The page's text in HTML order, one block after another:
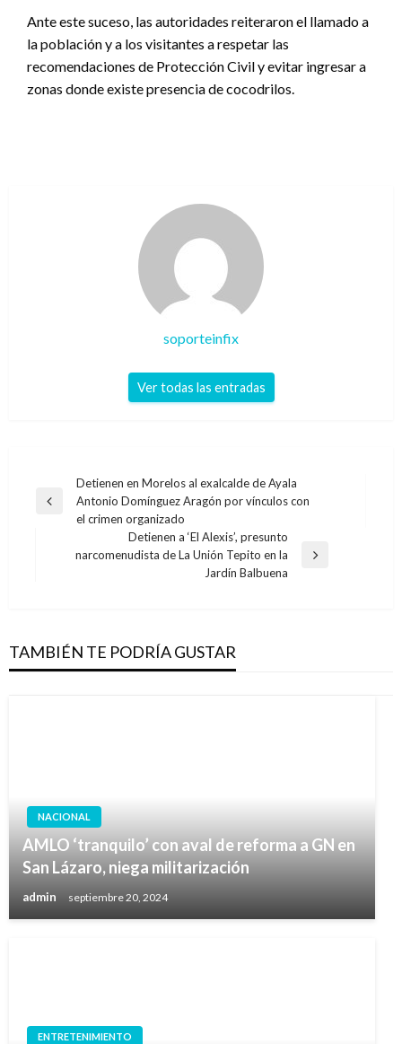
Ante este suceso, las autoridades reiteraron el llamado a
la población y a los visitantes a respetar las
recomendaciones de Protección Civil y evitar ingresar a
zonas donde existe presencia de cocodrilos.
soporteinfix
Ver todas las entradas
Navegación
de
Entrada
Detienen en Morelos al exalcalde de Ayala
Antonio Domínguez Aragón por vínculos con
el crimen organizado
Entrada
Detienen a ‘El Alexis’, presunto
narcomenudista de La Unión Tepito en la
Jardín Balbuena
TAMBIÉN TE PODRÍA GUSTAR
NACIONAL
AMLO ‘tranquilo’ con aval de reforma a GN en
San Lázaro, niega militarización
admin septiembre 20, 2024
ENTRETENIMIENTO